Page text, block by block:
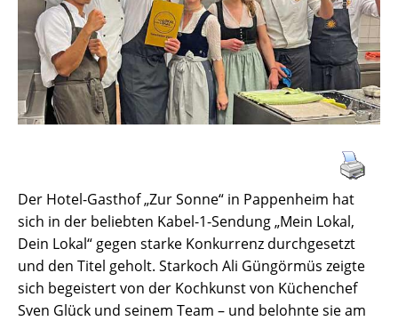
Der Hotel-Gasthof „Zur Sonne“ in Pappenheim hat
sich in der beliebten Kabel-1-Sendung „Mein Lokal,
Dein Lokal“ gegen starke Konkurrenz durchgesetzt
und den Titel geholt. Starkoch Ali Güngörmüs zeigte
sich begeistert von der Kochkunst von Küchenchef
Sven Glück und seinem Team – und belohnte sie am